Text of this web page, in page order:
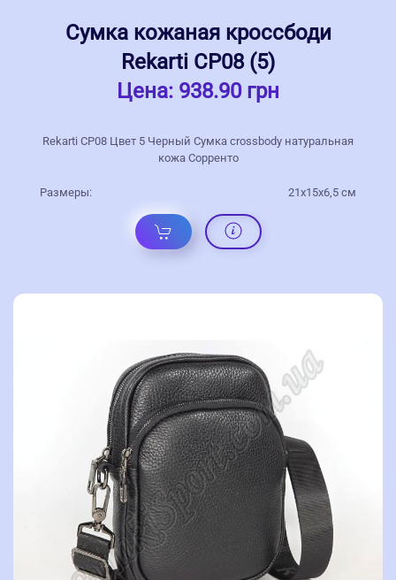
Сумка кожаная кроссбоди
Rekarti СР08 (5)
Цена: 938.90 грн
Rekarti СР08 Цвет 5 Черный Сумка crossbody натуральная
кожа Сорренто
Размеры: 21х15х6,5 см